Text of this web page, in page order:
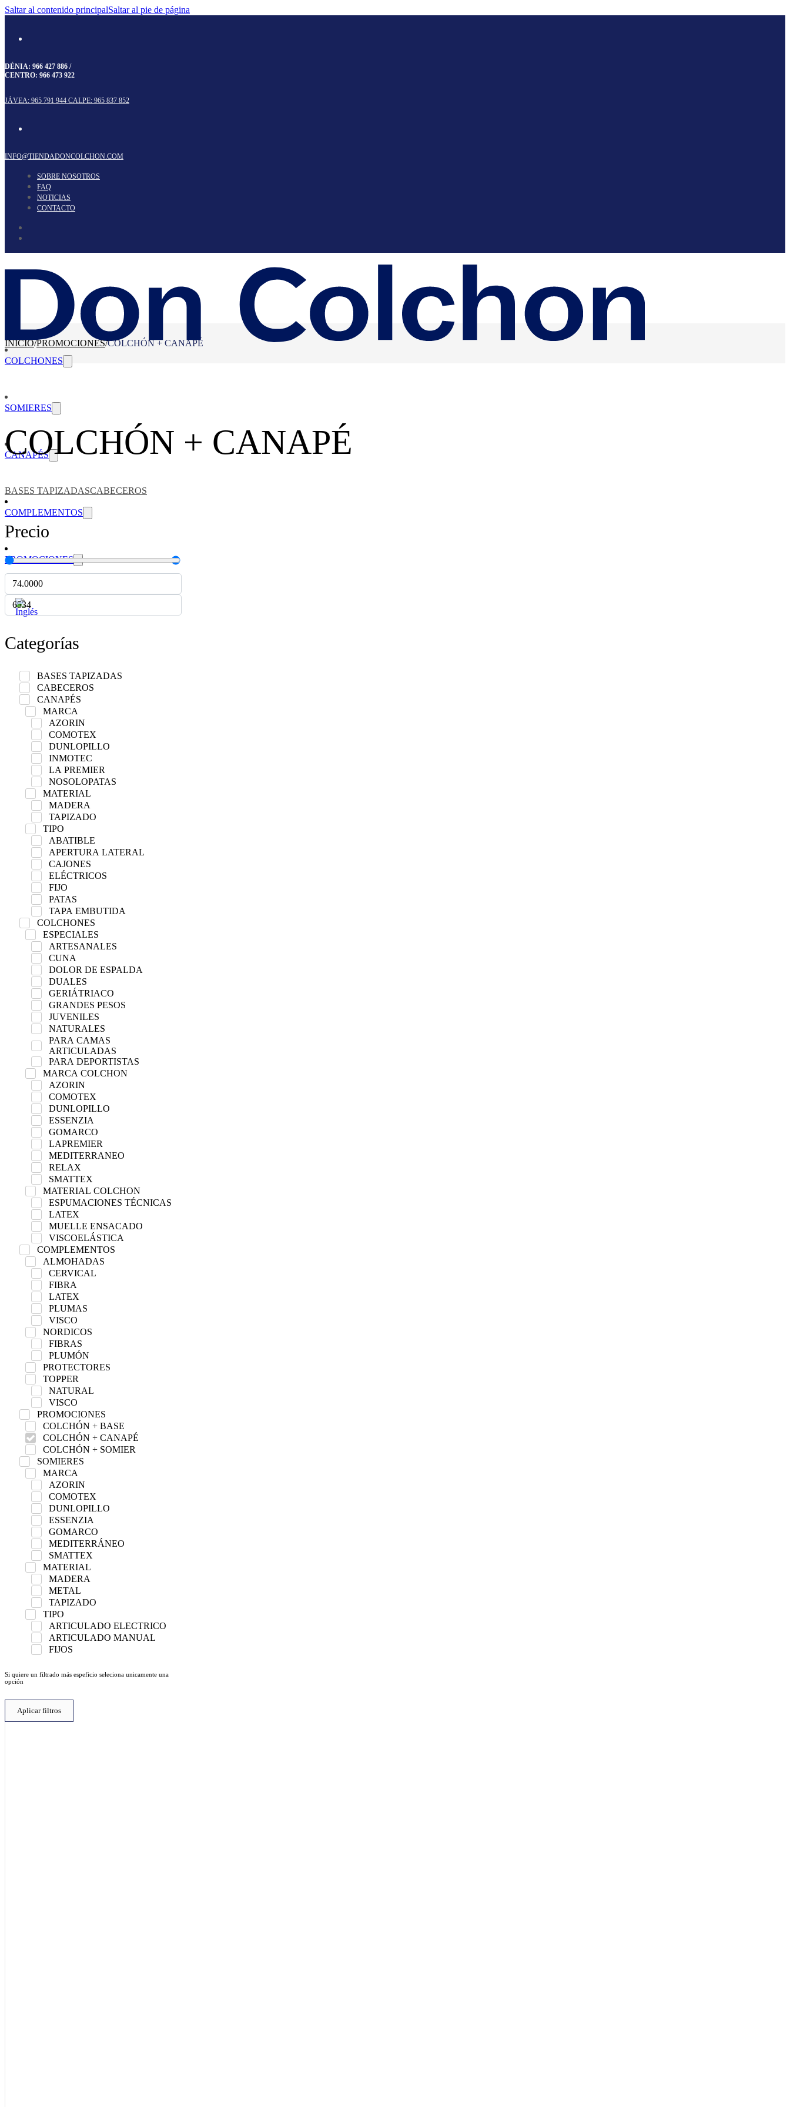
Saltar al contenido principalSaltar al pie de página
DÉNIA: 966 427 886 /
CENTRO: 966 473 922
JÁVEA: 965 791 944 CALPE: 965 837 852
INFO@TIENDADONCOLCHON.COM
SOBRE NOSOTROS
FAQ
NOTICIAS
CONTACTO
COLCHONES
SOMIERES
CANAPÉS
BASES TAPIZADASCABECEROS
COMPLEMENTOS
PROMOCIONES
INICIO/PROMOCIONES/COLCHÓN + CANAPÉ
COLCHÓN + CANAPÉ
Precio
Categorías
BASES TAPIZADAS
CABECEROS
CANAPÉS
MARCA
AZORIN
COMOTEX
DUNLOPILLO
INMOTEC
LA PREMIER
NOSOLOPATAS
MATERIAL
MADERA
TAPIZADO
TIPO
ABATIBLE
APERTURA LATERAL
CAJONES
ELÉCTRICOS
FIJO
PATAS
TAPA EMBUTIDA
COLCHONES
ESPECIALES
ARTESANALES
CUNA
DOLOR DE ESPALDA
DUALES
GERIÁTRIACO
GRANDES PESOS
JUVENILES
NATURALES
PARA CAMAS
ARTICULADAS
PARA DEPORTISTAS
MARCA COLCHON
AZORIN
COMOTEX
DUNLOPILLO
ESSENZIA
GOMARCO
LAPREMIER
MEDITERRANEO
RELAX
SMATTEX
MATERIAL COLCHON
ESPUMACIONES TÉCNICAS
LATEX
MUELLE ENSACADO
VISCOELÁSTICA
COMPLEMENTOS
ALMOHADAS
CERVICAL
FIBRA
LATEX
PLUMAS
VISCO
NORDICOS
FIBRAS
PLUMÓN
PROTECTORES
TOPPER
NATURAL
VISCO
PROMOCIONES
COLCHÓN + BASE
COLCHÓN + CANAPÉ
COLCHÓN + SOMIER
SOMIERES
MARCA
AZORIN
COMOTEX
DUNLOPILLO
ESSENZIA
GOMARCO
MEDITERRÁNEO
SMATTEX
MATERIAL
MADERA
METAL
TAPIZADO
TIPO
ARTICULADO ELECTRICO
ARTICULADO MANUAL
FIJOS
Si quiere un filtrado más espeficio seleciona unicamente una
opción
Aplicar filtros